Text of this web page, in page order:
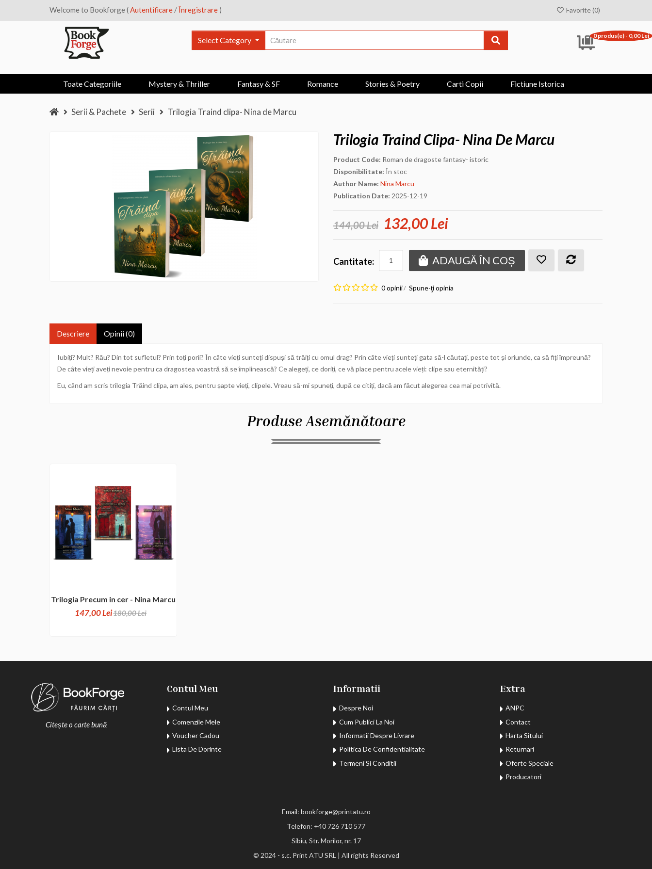
Welcome to Bookforge (Autentificare /Înregistrare ) Favorite (0)
Select Category 0 produs(e) - 0,00 Lei
Toate Categoriile Mystery & Thriller Fantasy & SF Romance Stories & Poetry Carti Copii Fictiune Istorica
Serii & Pachete Serii Trilogia Traind clipa- Nina de Marcu
Trilogia Traind Clipa- Nina De Marcu
Product Code: Roman de dragoste fantasy- istoric
Disponibilitate: În stoc
Author Name: Nina Marcu
Publication Date: 2025-12-19
144,00 Lei 132,00 Lei
Cantitate: ADAUGĂ ÎN COȘ
0 opinii/ Spune-ţi opinia
Descriere Opinii (0)
Iubiți? Mult? Rău? Din tot sufletul? Prin toți porii? În câte vieți sunteți dispuși să trăiți cu omul drag? Prin câte vieți sunteți gata să-l căutați, peste tot și oriunde, ca să fiți împreună?
De câte vieți aveți nevoie pentru ca dragostea voastră să se împlinească? Ce alegeți, ce doriți, ce vă place pentru acele vieți: clipe sau eternități?
Eu, când am scris trilogia Trăind clipa, am ales, pentru șapte vieți, clipele. Vreau să-mi spuneți, după ce citiți, dacă am făcut alegerea cea mai potrivită.
Produse Asemănătoare
Trilogia Precum in cer - Nina Marcu
147,00 Lei180,00 Lei
Citește o carte bună
Contul Meu
Contul Meu
Comenzile Mele
Voucher Cadou
Lista De Dorinte
Informatii
Despre Noi
Cum Publici La Noi
Informatii Despre Livrare
Politica De Confidentialitate
Termeni Si Conditii
Extra
ANPC
Contact
Harta Sitului
Returnari
Oferte Speciale
Producatori
Email: bookforge@printatu.ro
Telefon: +40 726 710 577
Sibiu, Str. Morilor, nr. 17
© 2024 - s.c. Print ATU SRL | All rights Reserved